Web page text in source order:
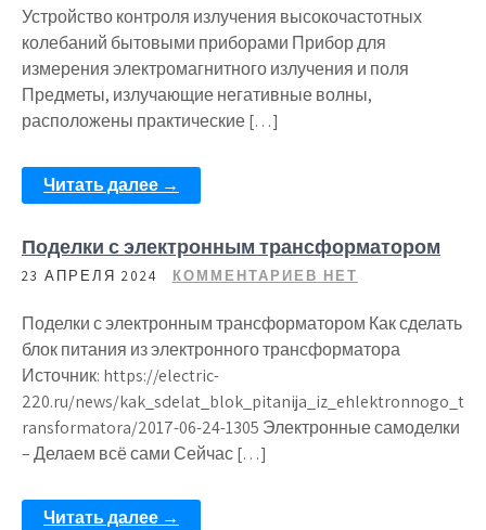
Устройство контроля излучения высокочастотных
колебаний бытовыми приборами Прибор для
измерения электромагнитного излучения и поля
Предметы, излучающие негативные волны,
расположены практические […]
Читать далее →
Поделки с электронным трансформатором
23 АПРЕЛЯ 2024 КОММЕНТАРИЕВ НЕТ
Поделки с электронным трансформатором Как сделать
блок питания из электронного трансформатора
Источник: https://electric-
220.ru/news/kak_sdelat_blok_pitanija_iz_ehlektronnogo_t
ransformatora/2017-06-24-1305 Электронные самоделки
– Делаем всё сами Сейчас […]
Читать далее →